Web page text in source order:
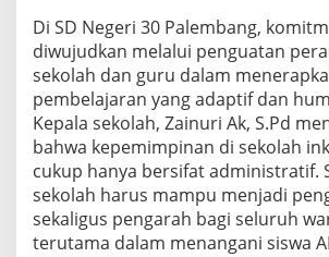
d
i
d
i
k
a
n
A
K
Di SD Negeri 30 Palembang,
diwujudkan melalui penguatan
sekolah dan guru dalam
pembelajaran yang adaptif dan
Kepala sekolah, Zainuri Ak, S.Pd
bahwa kepemimpinan di sekolah
cukup hanya bersifat administratif.
sekolah harus mampu menjadi
sekaligus pengarah bagi seluruh
terutama dalam menangani siswa